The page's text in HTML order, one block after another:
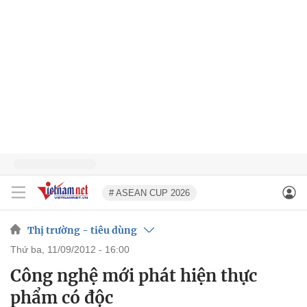
# ASEAN CUP 2026
Thị trường - tiêu dùng
thứ ba, 11/09/2012 - 16:00
Công nghệ mới phát hiện thực
phẩm có độc